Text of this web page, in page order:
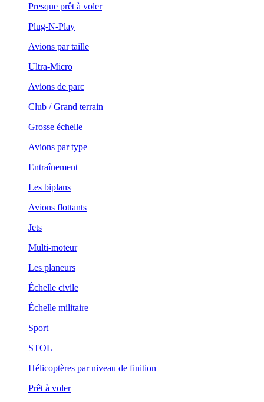
Presque prêt à voler
Plug-N-Play
Avions par taille
Ultra-Micro
Avions de parc
Club / Grand terrain
Grosse échelle
Avions par type
Entraînement
Les biplans
Avions flottants
Jets
Multi-moteur
Les planeurs
Échelle civile
Échelle militaire
Sport
STOL
Hélicoptères par niveau de finition
Prêt à voler